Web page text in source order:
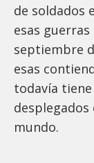
de soldados
esas
septiembre
esas
todavía
mundo.